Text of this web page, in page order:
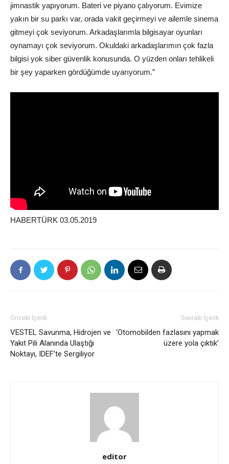
jimnastik yapıyorum. Bateri ve piyano çalıyorum. Evimize
yakın bir su parkı var, orada vakit geçirmeyi ve ailemle sinema
gitmeyi çok seviyorum. Arkadaşlarımla bilgisayar oyunları
oynamayı çok seviyorum. Okuldaki arkadaşlarımın çok fazla
bilgisi yok siber güvenlik konusunda. O yüzden onları tehlikeli
bir şey yaparken gördüğümde uyarıyorum.”
HABERTÜRK 03.05.2019
Önceki İçerik
VESTEL Savunma, Hidrojen ve
Yakıt Pili Alanında Ulaştığı
Noktayı, IDEF’te Sergiliyor
Sonraki İçerik
‘Otomobilden fazlasını yapmak
üzere yola çıktık’
editor